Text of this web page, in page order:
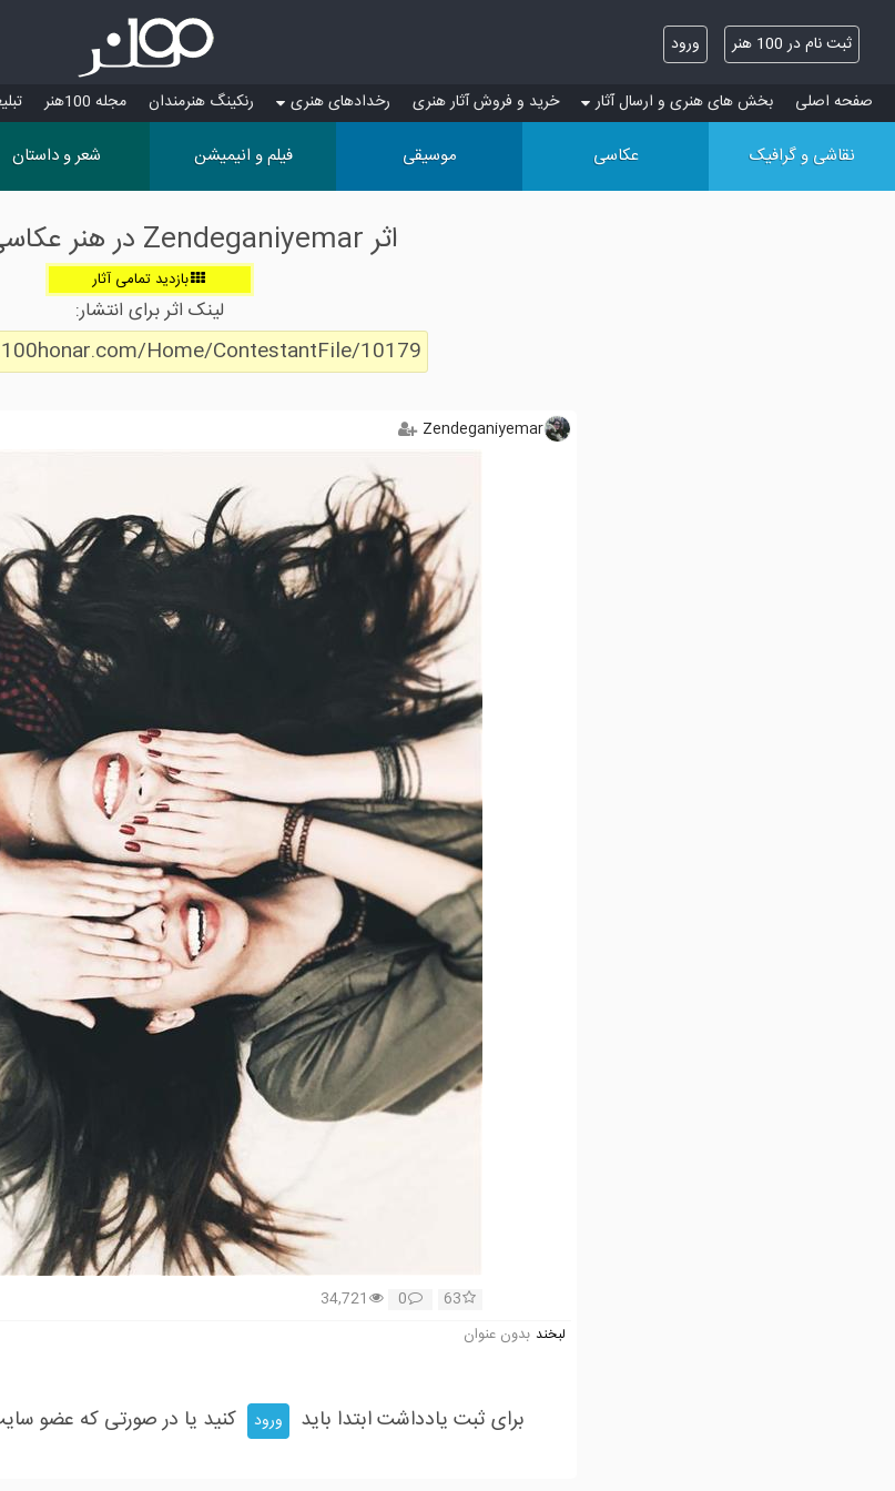
ثبت نام در 100 هنر ورود
صفحه اصلی بخش های هنری و ارسال آثار خرید و فروش آثار هنری رخدادهای هنری رنکینگ هنرمندان مجله 100هنر
نقاشی و گرافیک عکاسی موسیقی فیلم و انیمیشن شعر و داستان
اثر Zendeganiyemar در هنر عکاسی : لبخند
بازدید تمامی آثار
لینک اثر برای انتشار:
Home/ContestantFile/10179
Zendeganiyemar
63
0
34,721
لبخند بدون عنوان
برای ثبت یادداشت ابتدا باید ورود کنید یا در صورتی که عضو